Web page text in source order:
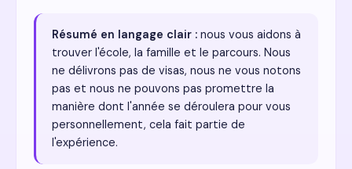
Résumé en langage clair :nous vous aidons à
trouver l'école, la famille et le parcours. Nous
ne délivrons pas de visas, nous ne vous notons
pas et nous ne pouvons pas promettre la
manière dont l'année se déroulera pour vous
personnellement, cela fait partie de
l'expérience.